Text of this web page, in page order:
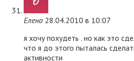
Елена 28.04.2010 в 10:07
я хочу похудеть . но как это
что я до этого пыталась
активности